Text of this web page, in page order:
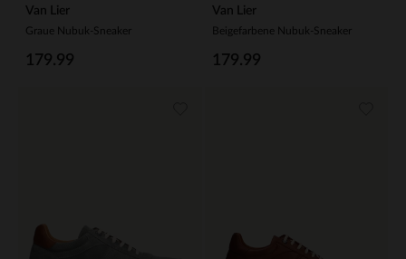
Van Lier
Graue Nubuk-Sneaker
179.99
Van Lier
Beigefarbene Nubuk-Sneaker
179.99